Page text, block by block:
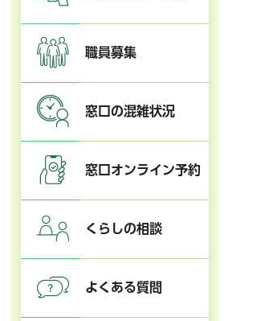
職員募集
窓口の混雑状況
窓口オンライン予約
くらしの相談
よくある質問